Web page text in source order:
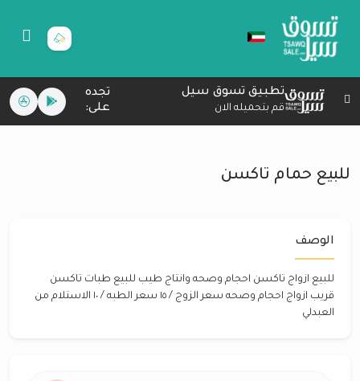
تطبيق تسوق سيل
قم بتحميله الان
تجده
على:
للبيع حمام تاكسن
الوصف
للبيع ازواج تاكسن احجام وصحه وانتاج طيب للبيع طبات تاكسن
قريب ازواج احجام وصحه سعر الزوج / ١٥ سعر الطبه / ١٠ الاستلام من
العبدلي